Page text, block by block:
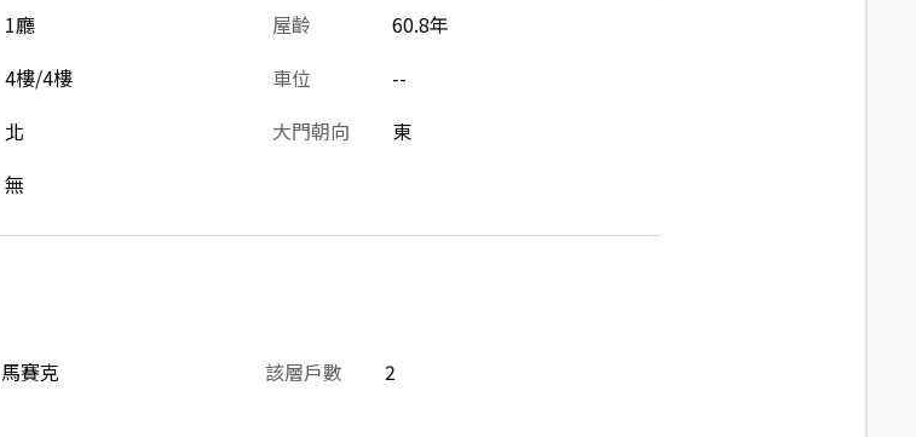
1廳 屋齡
60.8年
4樓/4樓 車位
--
北 大門朝向
東
無
馬賽克 該層戶數
2